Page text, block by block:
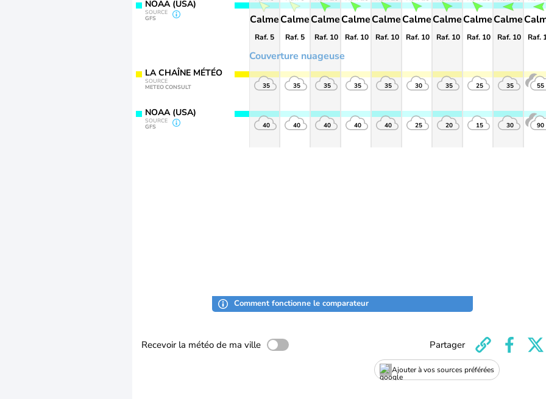
NOAA (USA)
SOURCE
GFS
LA CHAÎNE MÉTÉO
SOURCE
METEO CONSULT
NOAA (USA)
SOURCE
GFS
Couverture nuageuse
Calme
Raf. 5
35
40
Calme
Raf. 5
35
40
Calme
Raf. 10
35
40
Calme
Raf. 10
35
40
Calme
Raf. 10
35
40
Calme
Raf. 10
30
25
Calme
Raf. 10
35
20
Calme
Raf. 10
25
15
Calme
Raf. 10
35
30
Raf.
55
90
Comment fonctionne le comparateur
Recevoir la météo de ma ville
Ajouter à vos sources préférées
Partager